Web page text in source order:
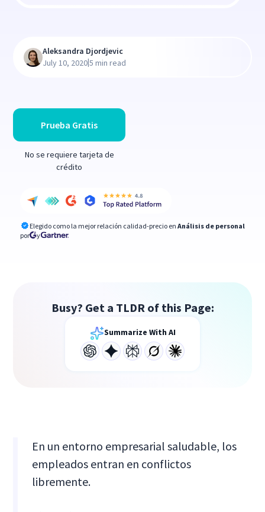
Prueba Gratis
No se requiere tarjeta de
crédito
Elegido como la mejor relación calidad-precio en Análisis de personal
por
y
Aleksandra Djordjevic
July 10, 2020|5 min read
Busy? Get a TLDR of this Page:
Summarize With AI
En un entorno empresarial saludable, los
empleados entran en conflictos
libremente.